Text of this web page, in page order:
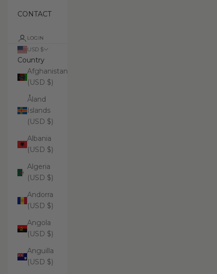
CONTACT
LOGIN
USD $
Country
Afghanistan
(USD $)
Åland
Islands
(USD $)
Albania
(USD $)
Algeria
(USD $)
Andorra
(USD $)
Angola
(USD $)
Anguilla
(USD $)